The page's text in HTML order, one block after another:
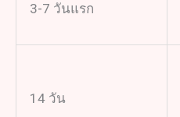
3-7 วันแรก
14 วัน